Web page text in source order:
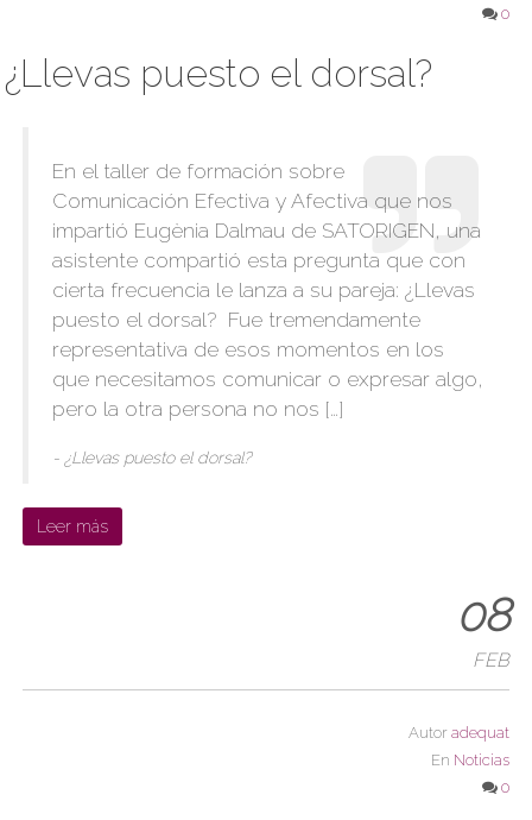
0
¿Llevas puesto el dorsal?
En el taller de formación sobre
Comunicación Efectiva y Afectiva que nos
impartió Eugènia Dalmau de SATORIGEN, una
asistente compartió esta pregunta que con
cierta frecuencia le lanza a su pareja: ¿Llevas
puesto el dorsal? Fue tremendamente
representativa de esos momentos en los
que necesitamos comunicar o expresar algo,
pero la otra persona no nos […]
- ¿Llevas puesto el dorsal?
Leer más
08
FEB
Autor adequat
En Noticias
0